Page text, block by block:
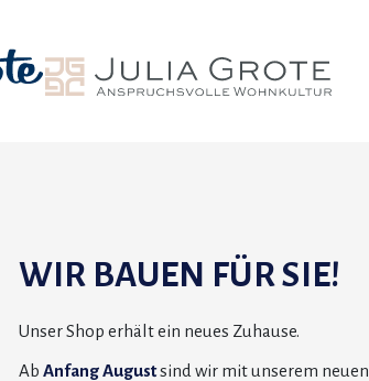
WIR BAUEN FÜR SIE!
Unser Shop erhält ein neues Zuhause.
Ab Anfang Augustsind wir mit unserem neuen